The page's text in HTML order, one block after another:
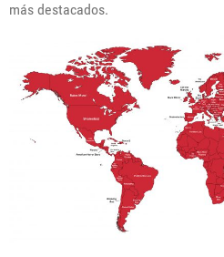
más destacados.